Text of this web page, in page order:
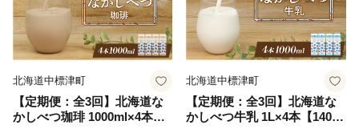
北海道中標津町
【定期便：全3回】北海道な
かしべつ珈琲 1000ml×4本【1
北海道中標津町
【定期便：全3回】北海道な
かしべつ牛乳 1L×4本【14058